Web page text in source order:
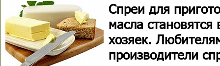
Спреи для
масла
хозяек.
производители